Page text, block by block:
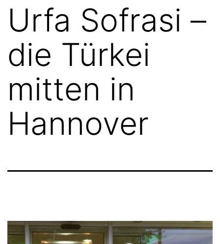
Urfa Sofrasi –
die Türkei
mitten in
Hannover